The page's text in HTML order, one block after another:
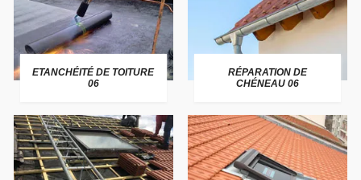
ETANCHÉITÉ DE TOITURE
06
RÉPARATION DE
CHÉNEAU 06